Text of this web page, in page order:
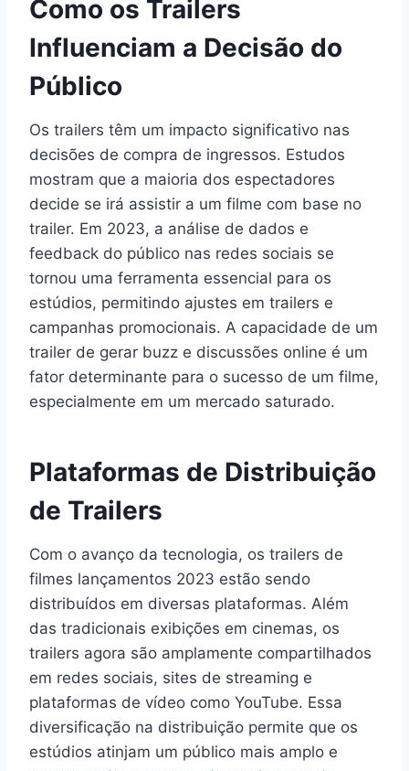
Como os Trailers
Influenciam a Decisão do
Público
Os trailers têm um impacto significativo nas
decisões de compra de ingressos. Estudos
mostram que a maioria dos espectadores
decide se irá assistir a um filme com base no
trailer. Em 2023, a análise de dados e
feedback do público nas redes sociais se
tornou uma ferramenta essencial para os
estúdios, permitindo ajustes em trailers e
campanhas promocionais. A capacidade de um
trailer de gerar buzz e discussões online é um
fator determinante para o sucesso de um filme,
especialmente em um mercado saturado.
Plataformas de Distribuição
de Trailers
Com o avanço da tecnologia, os trailers de
filmes lançamentos 2023 estão sendo
distribuídos em diversas plataformas. Além
das tradicionais exibições em cinemas, os
trailers agora são amplamente compartilhados
em redes sociais, sites de streaming e
plataformas de vídeo como YouTube. Essa
diversificação na distribuição permite que os
estúdios atinjam um público mais amplo e